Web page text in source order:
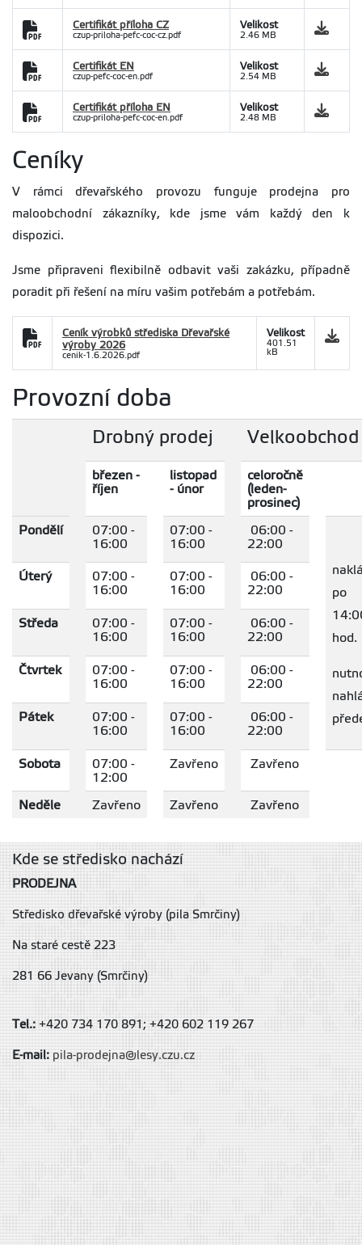
Certifikát příloha CZ
czup-priloha-pefc-coc-cz.pdf
Velikost
2.46 MB
Certifikát EN
czup-pefc-coc-en.pdf
Velikost
2.54 MB
Certifikát příloha EN
czup-priloha-pefc-coc-en.pdf
Velikost
2.48 MB
Ceníky
V rámci dřevařského provozu funguje prodejna pro
maloobchodní zákazníky, kde jsme vám každý den k
dispozici.
Jsme připraveni flexibilně odbavit vaši zakázku, případně
poradit při řešení na míru vašim potřebám a potřebám.
Ceník výrobků střediska Dřevařské
výroby 2026
cenik-1.6.2026.pdf
Velikost
401.51
kB
Provozní doba
Drobný prodej Velkoobchod
březen -
říjen
listopad
- únor
celoročně
(leden-
prosinec)
Pondělí
07:00 -
16:00
07:00 -
16:00
06:00 -
22:00
po
hod.
Úterý
07:00 -
16:00
07:00 -
16:00
06:00 -
22:00
Středa
07:00 -
16:00
07:00 -
16:00
06:00 -
22:00
Čtvrtek
07:00 -
16:00
07:00 -
16:00
06:00 -
22:00
Pátek
07:00 -
16:00
07:00 -
16:00
06:00 -
22:00
Sobota
07:00 -
12:00
Zavřeno Zavřeno
Neděle Zavřeno Zavřeno Zavřeno
Kde se středisko nachází
PRODEJNA
Středisko dřevařské výroby (pila Smrčiny)
Na staré cestě 223
281 66 Jevany (Smrčiny)
Tel.: +420 734 170 891; +420 602 119 267
E-mail: pila-prodejna@lesy.czu.cz